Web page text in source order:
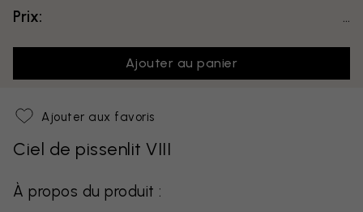
Prix:
Ajouter au panier
Ajouter aux favoris
Ciel de pissenlit VIII
À propos du produit :